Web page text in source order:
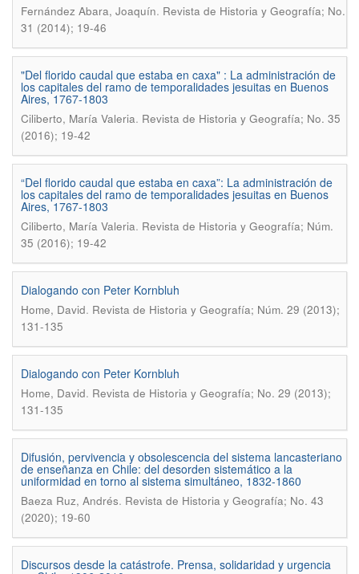
Fernández Abara, Joaquí­n. Revista de Historia y Geografí­a; No.
31 (2014); 19-46
"Del florido caudal que estaba en caxa" : La administración de
los capitales del ramo de temporalidades jesuitas en Buenos
Aires, 1767-1803
Ciliberto, Marí­a Valeria. Revista de Historia y Geografí­a; No. 35
(2016); 19-42
“Del florido caudal que estaba en caxa”: La administración de
los capitales del ramo de temporalidades jesuitas en Buenos
Aires, 1767-1803
Ciliberto, María Valeria. Revista de Historia y Geografía; Núm.
35 (2016); 19-42
Dialogando con Peter Kornbluh
Home, David. Revista de Historia y Geografía; Núm. 29 (2013);
131-135
Dialogando con Peter Kornbluh
Home, David. Revista de Historia y Geografí­a; No. 29 (2013);
131-135
Difusión, pervivencia y obsolescencia del sistema lancasteriano
de enseñanza en Chile: del desorden sistemático a la
uniformidad en torno al sistema simultáneo, 1832-1860
Baeza Ruz, Andrés. Revista de Historia y Geografí­a; No. 43
(2020); 19-60
Discursos desde la catástrofe. Prensa, solidaridad y urgencia